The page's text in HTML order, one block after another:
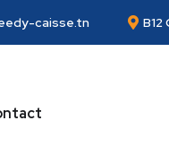
caisse.tn